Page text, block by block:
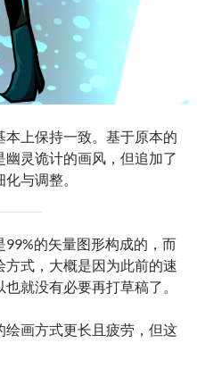
上保持一致。基于原本的
灵诡计的画风，但追加了
与调整。
的矢量图形构成的，而
方式，大概是因为此前的速
就没有必要再打草稿了。
画方式更长且疲劳，但这